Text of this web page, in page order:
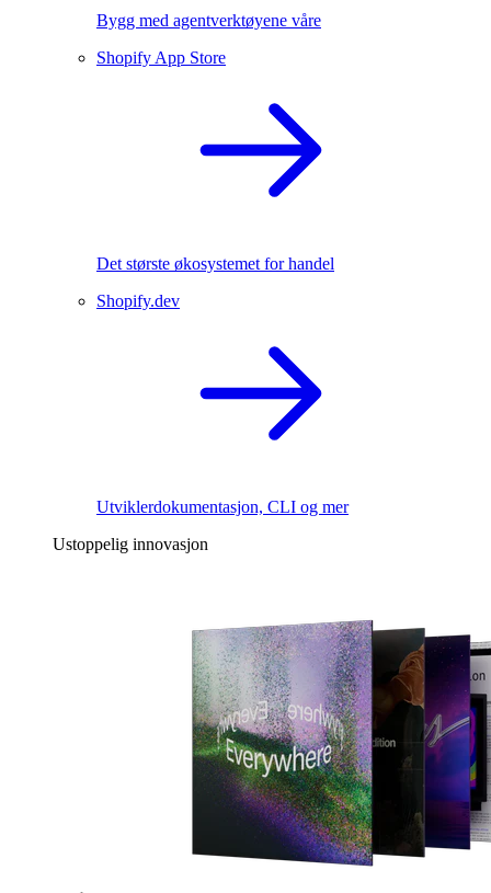
Bygg med agentverktøyene våre
Shopify App Store
Det største økosystemet for handel
Shopify.dev
Utviklerdokumentasjon, CLI og mer
Ustoppelig innovasjon